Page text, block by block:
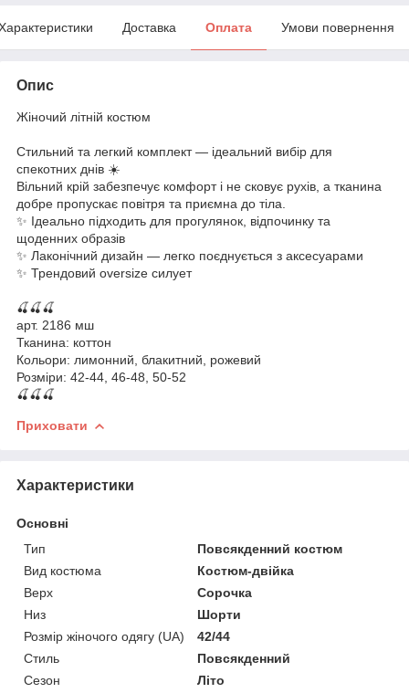
Доставка Оплата Умови повернення
Опис
Жіночий літній костюм
Стильний та легкий комплект — ідеальний вибір для
спекотних днів ☀️
Вільний крій забезпечує комфорт і не сковує рухів, а тканина
добре пропускає повітря та приємна до тіла.
✨ Ідеально підходить для прогулянок, відпочинку та
щоденних образів
✨ Лаконічний дизайн — легко поєднується з аксесуарами
✨ Трендовий oversize силует
🍒🍒🍒
арт. 2186 мш
Тканина: коттон
Кольори: лимонний, блакитний, рожевий
Розміри: 42-44, 46-48, 50-52
🍒🍒🍒
Приховати
Характеристики
Основні
Тип
Повсякденний костюм
Вид костюма
Костюм-двійка
Верх
Сорочка
Низ
Шорти
Розмір жіночого одягу (UA)
42/44
Стиль
Повсякденний
Сезон
Літо